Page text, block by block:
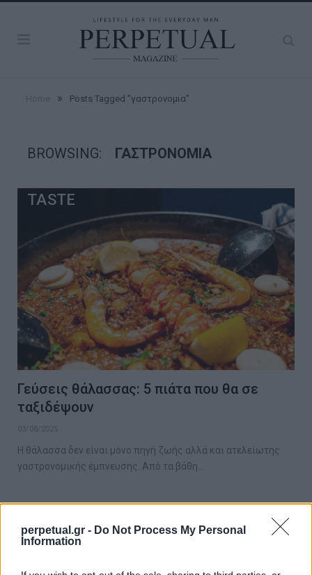
perpetual.gr - Do Not Process My Personal
Information
» Posts Tagged "γαστρονομια"
BROWSING: ΓΑΣΤΡΟΝΟΜΙΑ
TASTE
Γεύσεις θάλασσας: 5 πιάτα που θα σε
ταξιδέψουν
03/08/2025
Η θάλασσα δεν είναι μόνο πηγή ζωής αλλά και ατελείωτης
γαστρονομικής έμπνευσης. Από τα βάθη…
TASTE